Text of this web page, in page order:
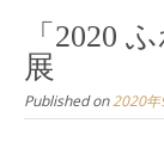
「2020
展
Published on2020